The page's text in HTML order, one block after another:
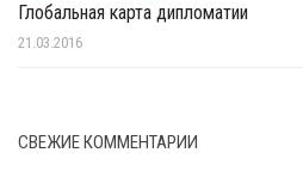
Глобальная карта дипломатии
21.03.2016
СВЕЖИЕ КОММЕНТАРИИ